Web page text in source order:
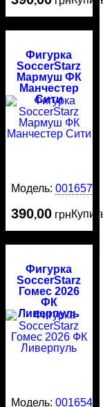
Фигурка
SoccerStarz
Мармуш ФК
Манчестер
Сити
Модель: 0016577
390,00 грн
Фигурка
SoccerStarz
Гомес 2026
ФК
Ливерпуль
Модель: 0016545